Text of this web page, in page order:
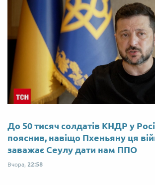
До 50 тисяч солдатів КНДР у
пояснив, навіщо Пхеньяну ця
заважає Сеулу дати нам ППО
Вчора, 22:58